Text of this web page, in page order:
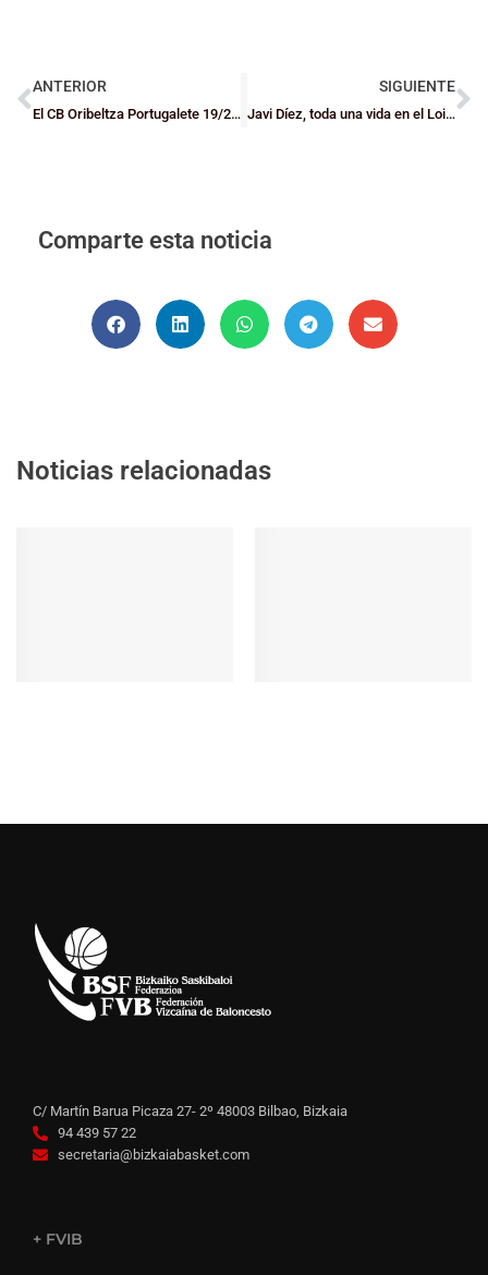
ANTERIOR
El CB Oribeltza Portugalete 19/20 se presenta en sociedad
SIGUIENTE
Javi Díez, toda una vida en el Loiola Indautxu
Comparte esta noticia
Noticias relacionadas
C/ Martín Barua Picaza 27- 2º 48003 Bilbao, Bizkaia
94 439 57 22
secretaria@bizkaiabasket.com
+ FVIB